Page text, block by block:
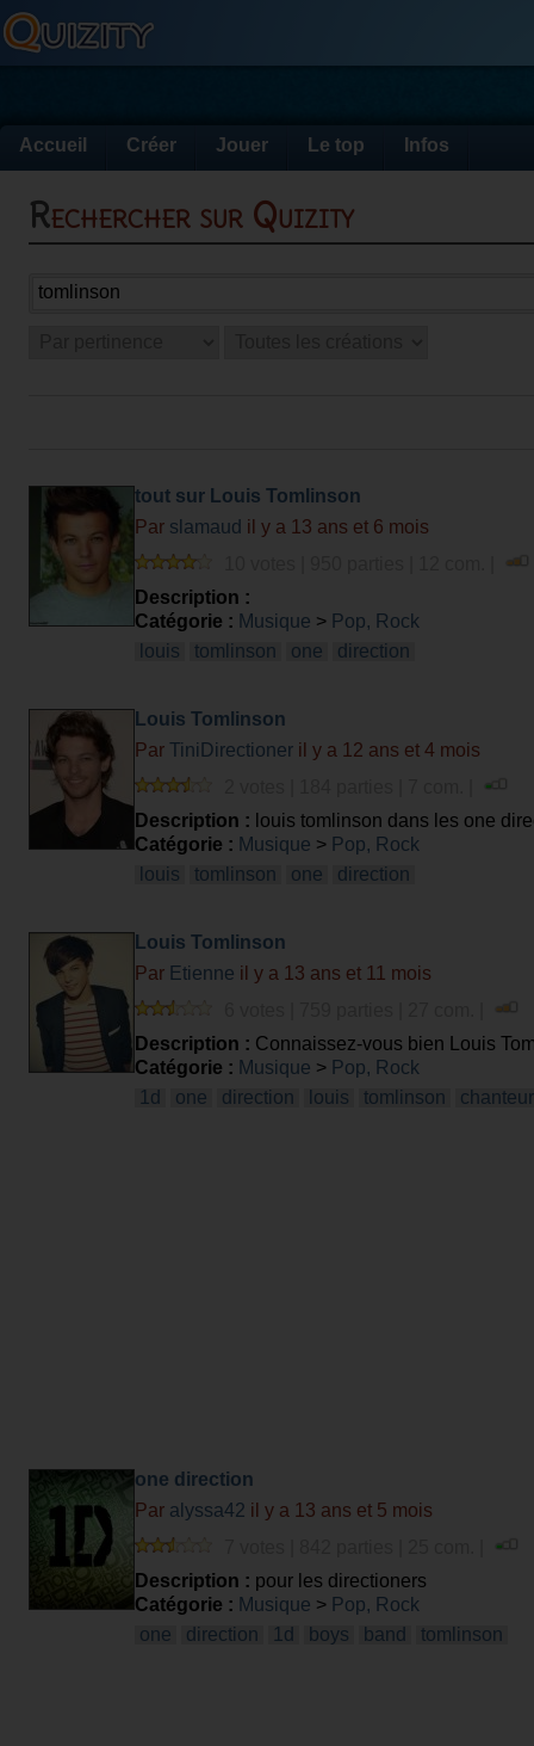
Accueil Créer Jouer Le top Infos
Rechercher sur Quizity
tout sur Louis Tomlinson
Par slamaud il y a 13 ans et 6 mois
Description :
Catégorie : Musique > Pop, Rock
louis
tomlinson one direction
Louis Tomlinson
Par TiniDirectioner il y a 12 ans et 4 mois
Description : louis tomlinson dans les one
Catégorie : Musique > Pop, Rock
louis
tomlinson one direction
Louis Tomlinson
Par Etienne il y a 13 ans et 11 mois
Description : Connaissez-vous bien Louis
Catégorie : Musique > Pop, Rock
1d
one direction louis tomlinson chanteur
one direction
Par alyssa42 il y a 13 ans et 5 mois
Description : pour les directioners
Catégorie : Musique > Pop, Rock
one
direction 1d boys band tomlinson